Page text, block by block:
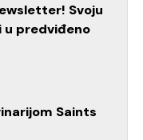
Svoju
u predviđeno
Saints